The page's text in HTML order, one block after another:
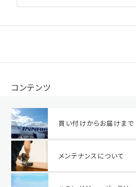
コンテンツ
買い付けからお届けまで
メンテナンスについて